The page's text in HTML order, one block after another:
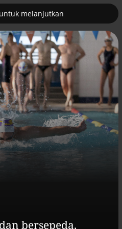
melanjutkan
bersepeda,
Jembatan Perintis Garuda jadi
baru bagi Aceh Tengah
untuk pejabat abai LHKPN
Peristiwa